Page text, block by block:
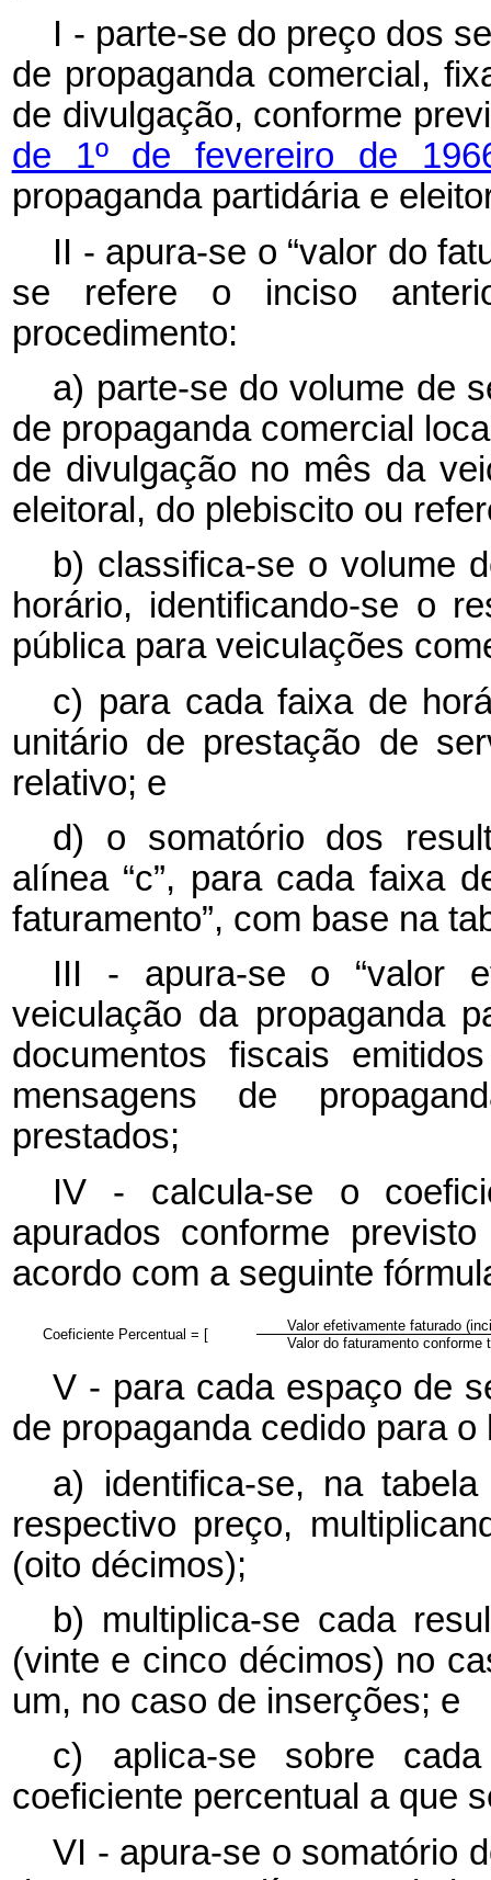
I - parte-se do preço dos
de propaganda comercial,
de divulgação, conforme
de 1º de fevereiro de
propaganda partidária e
II - apura-se o “valor do
se refere o inciso
procedimento:
a) parte-se do volume de
de propaganda comercial
de divulgação no mês da
eleitoral, do plebiscito ou
b) classifica-se o volume
horário, identificando-se o
pública para veiculações
c) para cada faixa de
unitário de prestação de
relativo; e
d) o somatório dos
alínea “c”, para cada faixa
faturamento”, com base na
III - apura-se o “valor
veiculação da propaganda
documentos fiscais
mensagens de
prestados;
IV - calcula-se o
apurados conforme
acordo com a seguinte
Coeficiente Percentual = [
Valor efetivamente faturado
Valor do faturamento conforme
V - para cada espaço de
de propaganda cedido para
a) identifica-se, na
respectivo preço,
(oito décimos);
b) multiplica-se cada
(vinte e cinco décimos) no
um, no caso de inserções; e
c) aplica-se sobre
coeficiente percentual a que
VI - apura-se o somatório